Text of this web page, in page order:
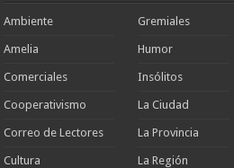
Ambiente
Amelia
Comerciales
Cooperativismo
Correo de Lectores
Cultura
Gremiales
Humor
Insólitos
La Ciudad
La Provincia
La Región